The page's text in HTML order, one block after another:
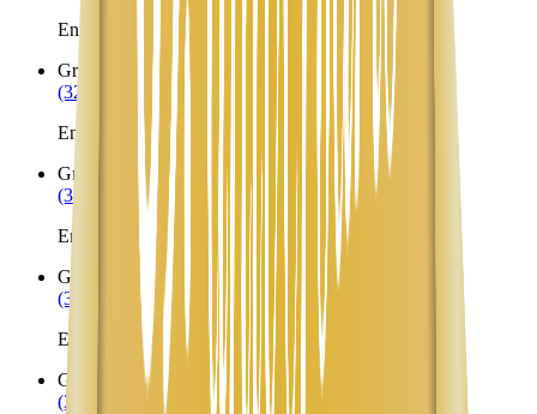
Envíos a Nicaragua desde Grand Lake Stream
Gray
(323) 953-8100
Envíos a Nicaragua desde Gray
Greenbush ME
(323) 953-8100
Envíos a Nicaragua desde Greenbush
Greene
(323) 953-8100
Envíos a Nicaragua desde Greene
Greenville
ME
(323) 953-8100